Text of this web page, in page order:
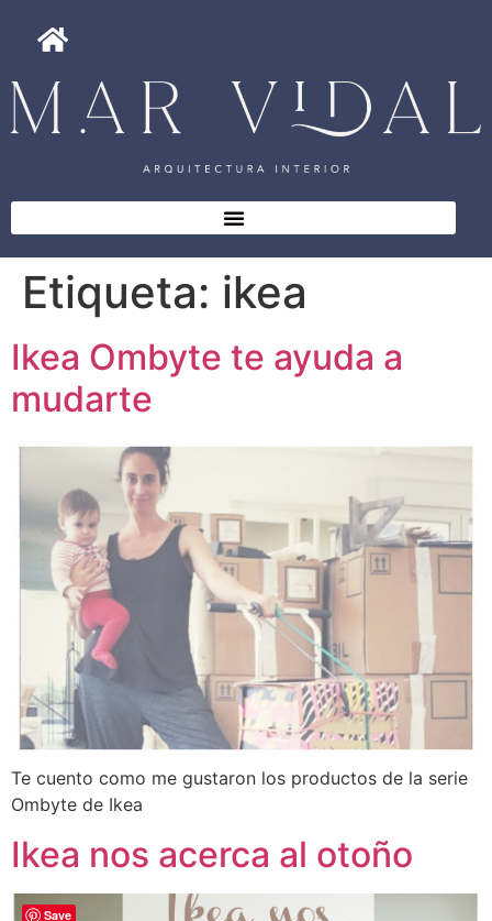
Etiqueta: ikea
Ikea Ombyte te ayuda a
mudarte
Te cuento como me gustaron los productos de la serie
Ombyte de Ikea
Ikea nos acerca al otoño
Save